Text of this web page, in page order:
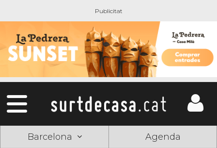
Barcelona Agenda